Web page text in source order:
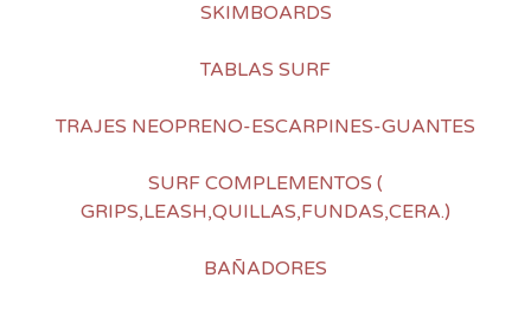
SKIMBOARDS
TABLAS SURF
TRAJES NEOPRENO-ESCARPINES-GUANTES
SURF COMPLEMENTOS (
GRIPS,LEASH,QUILLAS,FUNDAS,CERA.)
BAÑADORES